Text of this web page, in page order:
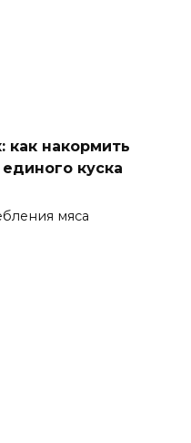
как накормить
куска
мяса